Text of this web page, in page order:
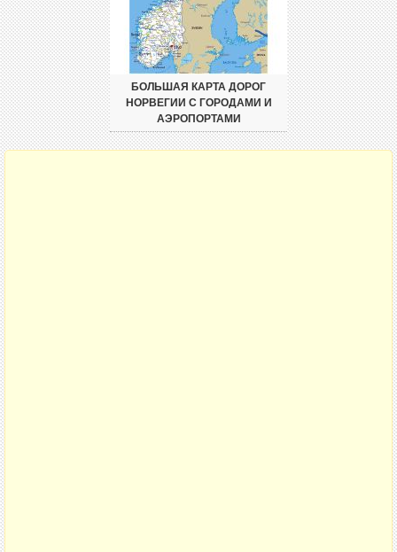
БОЛЬШАЯ КАРТА ДОРОГ
НОРВЕГИИ С ГОРОДАМИ И
АЭРОПОРТАМИ